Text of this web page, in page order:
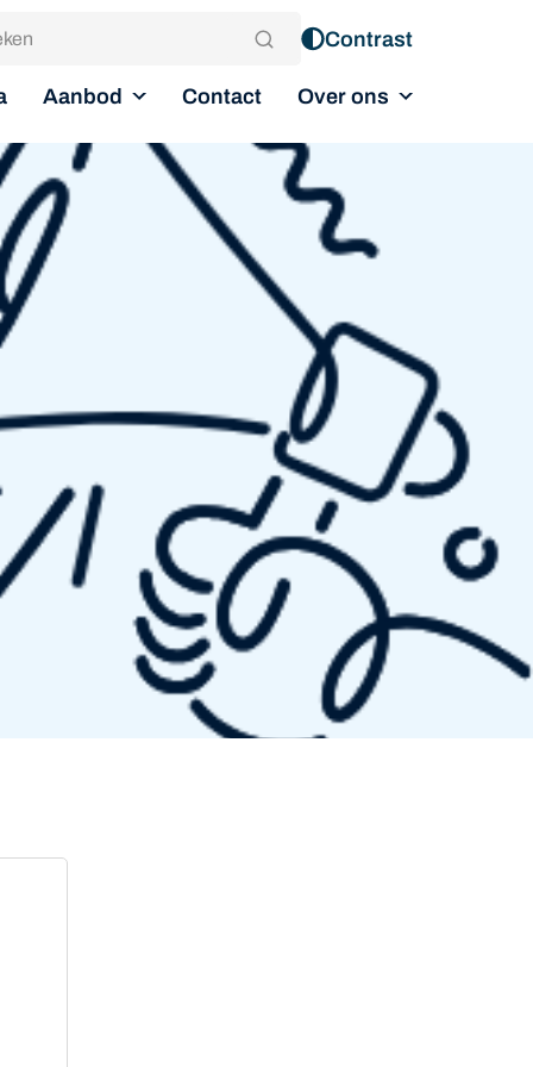
Contrast
Aanbod Contact Over ons